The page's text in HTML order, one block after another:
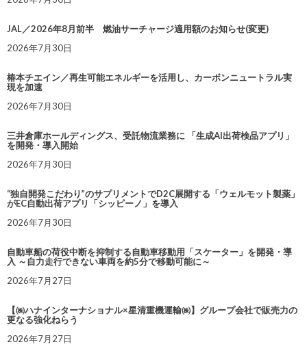
JAL／2026年8月前半 燃油サーチャージ適用額のお知らせ(変更)
2026年7月30日
椿本チエイン／再生可能エネルギーを活用し、カーボンニュートラル実
現を加速
2026年7月30日
三井倉庫ホールディングス、受託物流業務に 「生成AI出荷検品アプリ」
を開発・導入開始
2026年7月30日
“独自開発こだわり”のサプリメントでD2C展開する「ウェルモット製薬」
がEC自動出荷アプリ「シッピーノ」を導入
2026年7月30日
自動車船の荷役中断を抑制する自動車移動用「スケーター」を開発・導
入 ～自力走行できない車両を約5分で移動可能に～
2026年7月27日
【㈱ハナインターナショナル×星清重機運輸㈱】グループ会社で販売力の
更なる強化ねらう
2026年7月27日